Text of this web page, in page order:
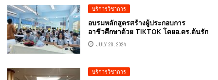
บริการวิชาการ
อบรมหลักสูตรสร้างผู้ประกอบการ
อาชีวศึกษาด้วย TIKTOK โดยอ.ดร.ต้นรัก
ธวัชชัย สุขสีดา ณ วิทยาลัยเทคนิคสระบุรี
JULY 28, 2024
บริการวิชาการ